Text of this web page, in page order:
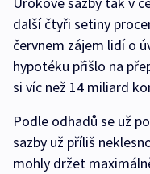
další čtyři setiny
červnem zájem lidí o
hypotéku přišlo na
si víc než 14 miliard
Podle odhadů se už
sazby už příliš
mohly držet